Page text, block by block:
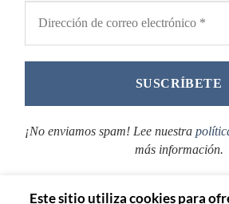
¡No enviamos spam! Lee nuestra
más información.
Este sitio utiliza cookies para